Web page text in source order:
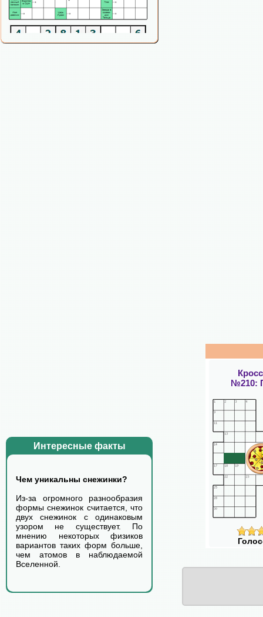
Интересные факты
Чем уникальны снежинки?
Из-за огромного разнообразия
формы снежинок считается, что
двух снежинок с одинаковым
узором не существует. По
мнению некоторых физиков
вариантов таких форм больше,
чем атомов в наблюдаемой
Вселенной.
№210: